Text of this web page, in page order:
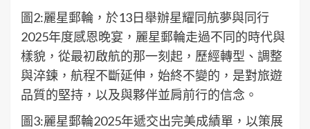
圖2:麗星郵輪，於13日舉辦星耀同航夢與同行
2025年度感恩晚宴，麗星郵輪走過不同的時代與
樣貌，從最初啟航的那一刻起，歷經轉型、調整
與淬鍊，航程不斷延伸，始終不變的，是對旅遊
品質的堅持，以及與夥伴並肩前行的信念。
圖3:麗星郵輪2025年遞交出完美成績單，以策展